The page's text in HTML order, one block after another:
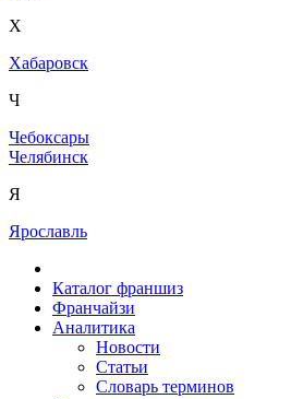
Х
Хабаровск
Ч
Чебоксары
Челябинск
Я
Ярославль
Каталог франшиз
Франчайзи
Аналитика
Новости
Статьи
Словарь терминов